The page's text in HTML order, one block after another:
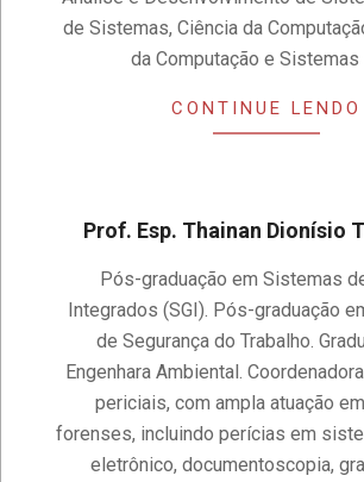
de Sistemas, Ciência da
da Computação e Sistemas
CONTINUE LENDO
Prof. Esp. Thainan Dionísio
14
Pós-graduação em Sistemas
Integrados (SGI). Pós-graduação
de Segurança do Trabalho.
Engenhara Ambiental.
periciais, com ampla atuação
forenses, incluindo perícias em
eletrônico, documentoscopia,